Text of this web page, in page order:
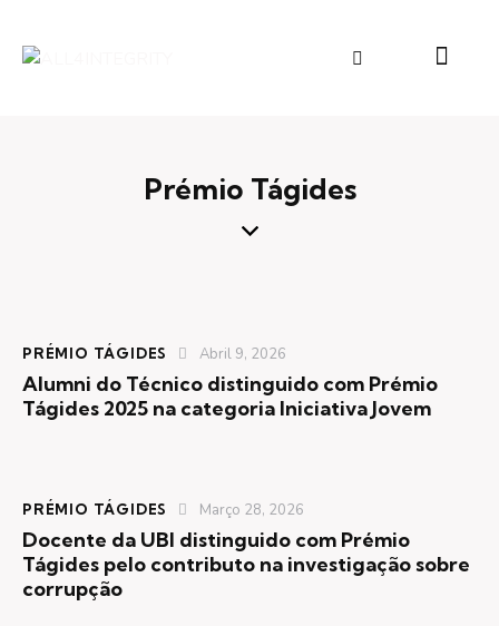
Prémio Tágides
PRÉMIO TÁGIDES Abril 9, 2026
Alumni do Técnico distinguido com Prémio
Tágides 2025 na categoria Iniciativa Jovem
PRÉMIO TÁGIDES Março 28, 2026
Docente da UBI distinguido com Prémio
Tágides pelo contributo na investigação sobre
corrupção